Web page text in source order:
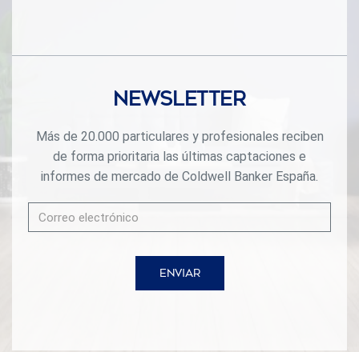
Newsletter
Más de 20.000 particulares y profesionales reciben
de forma prioritaria las últimas captaciones e
informes de mercado de Coldwell Banker España.
ENVIAR